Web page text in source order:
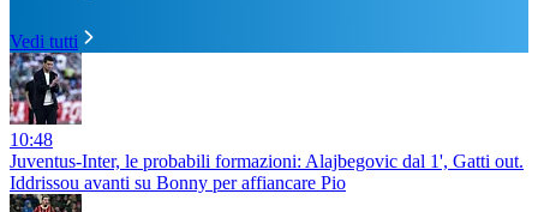
Vedi tutti
10:48
Juventus-Inter, le probabili formazioni: Alajbegovic dal 1', Gatti out.
Iddrissou avanti su Bonny per affiancare Pio